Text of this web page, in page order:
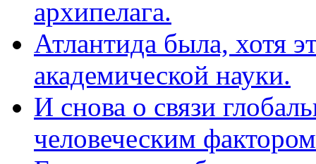
архипелага.
Атлантида была, хотя
академической науки.
И снова о связи
человеческим